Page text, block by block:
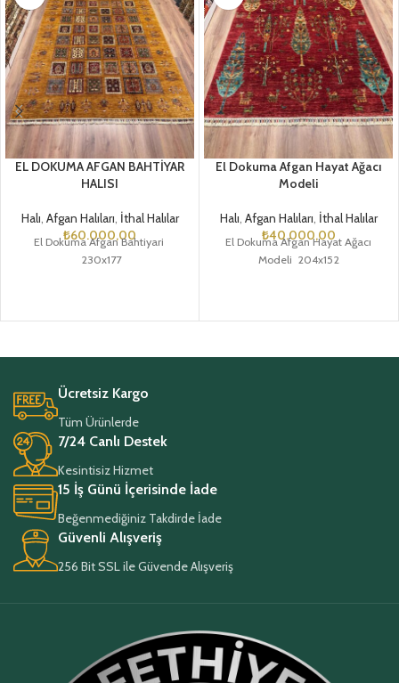
EL DOKUMA AFGAN BAHTİYAR
HALISI
Halı, Afgan Halıları, İthal Halılar
₺60.000,00
El Dokuma Afgan Bahtiyari
230x177
El Dokuma Afgan Hayat Ağacı
Modeli
Halı, Afgan Halıları, İthal Halılar
₺40.000,00
El Dokuma Afgan Hayat Ağacı
Modeli 204x152
Ücretsiz Kargo
Tüm Ürünlerde
7/24 Canlı Destek
Kesintisiz Hizmet
15 İş Günü İçerisinde İade
Beğenmediğiniz Takdirde İade
Güvenli Alışveriş
256 Bit SSL ile Güvende Alışveriş